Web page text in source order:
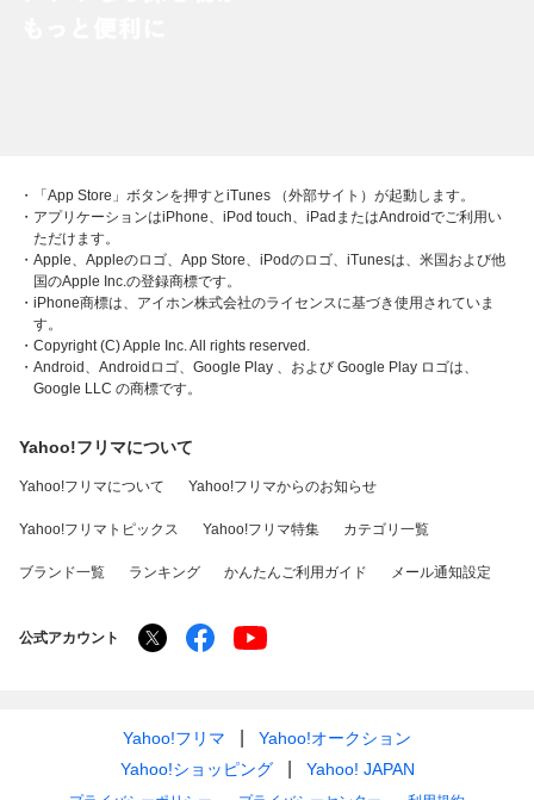
・「App Store」ボタンを押すとiTunes （外部サイト）が起動します。
・アプリケーションはiPhone、iPod touch、iPadまたはAndroidでご利用い
ただけます。
・Apple、Appleのロゴ、App Store、iPodのロゴ、iTunesは、米国および他
国のApple Inc.の登録商標です。
・iPhone商標は、アイホン株式会社のライセンスに基づき使用されていま
す。
・Copyright (C) Apple Inc. All rights reserved.
・Android、Androidロゴ、Google Play 、および Google Play ロゴは、
Google LLC の商標です。
Yahoo!フリマについて
Yahoo!フリマについて Yahoo!フリマからのお知らせ
Yahoo!フリマトピックス Yahoo!フリマ特集 カテゴリ一覧
ブランド一覧 ランキング かんたんご利用ガイド メール通知設定
公式アカウント
Yahoo!フリマ
Yahoo!オークション
Yahoo!ショッピング
Yahoo! JAPAN